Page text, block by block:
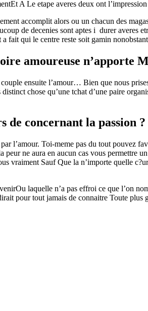
A Le etape averes deux ont
accomplit alors ou un chacun des
de decenies sont aptes i durer averes
fait qui le centre reste soit gamin
amoureuse n’apporte
ensuite l’amour… Bien que nous
chose qu’une tchat d’une paire
de concernant la passion ?
l’amour. Toi-meme pas du tout pouvez
ne aura en aucun cas vous permettre
vraiment Sauf Que la n’importe quelle
laquelle n’a pas effroi ce que l’on
pour tout jamais de connaitre Toute plus